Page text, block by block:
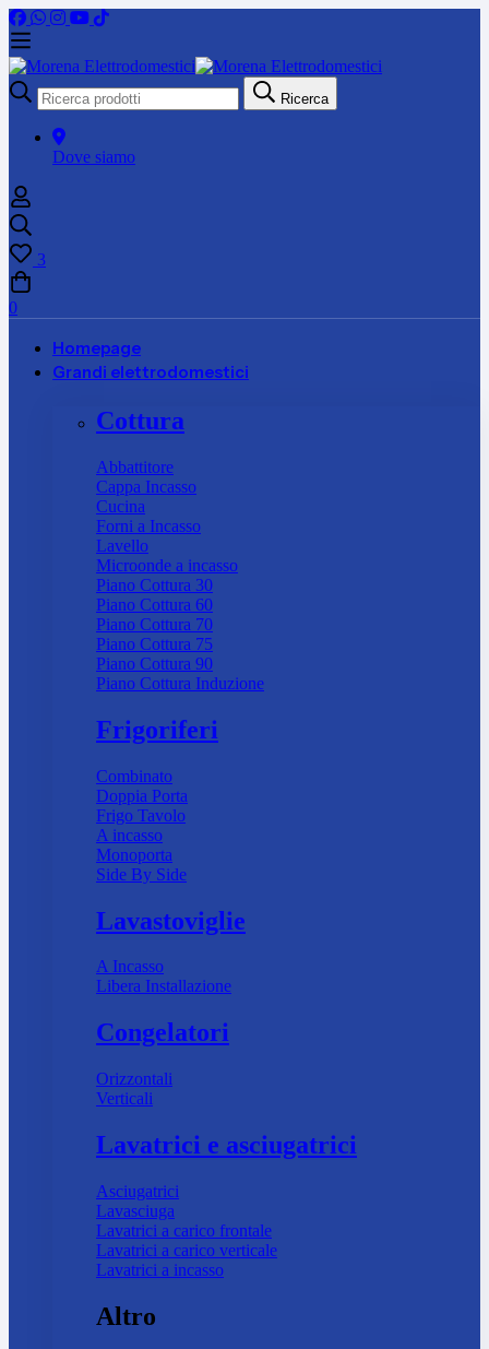
Ricerca
per:
Ricerca
Dove siamo
3
0
Homepage
Grandi elettrodomestici
Cottura
Abbattitore
Cappa Incasso
Cucina
Forni a Incasso
Lavello
Microonde a incasso
Piano Cottura 30
Piano Cottura 60
Piano Cottura 70
Piano Cottura 75
Piano Cottura 90
Piano Cottura Induzione
Frigoriferi
Combinato
Doppia Porta
Frigo Tavolo
A incasso
Monoporta
Side By Side
Lavastoviglie
A Incasso
Libera Installazione
Congelatori
Orizzontali
Verticali
Lavatrici e asciugatrici
Asciugatrici
Lavasciuga
Lavatrici a carico frontale
Lavatrici a carico verticale
Lavatrici a incasso
Altro